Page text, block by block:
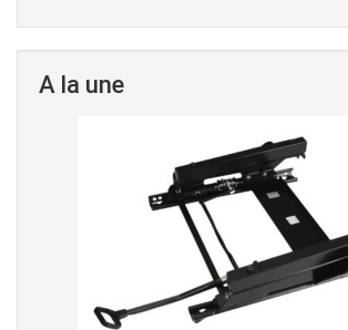
A la une